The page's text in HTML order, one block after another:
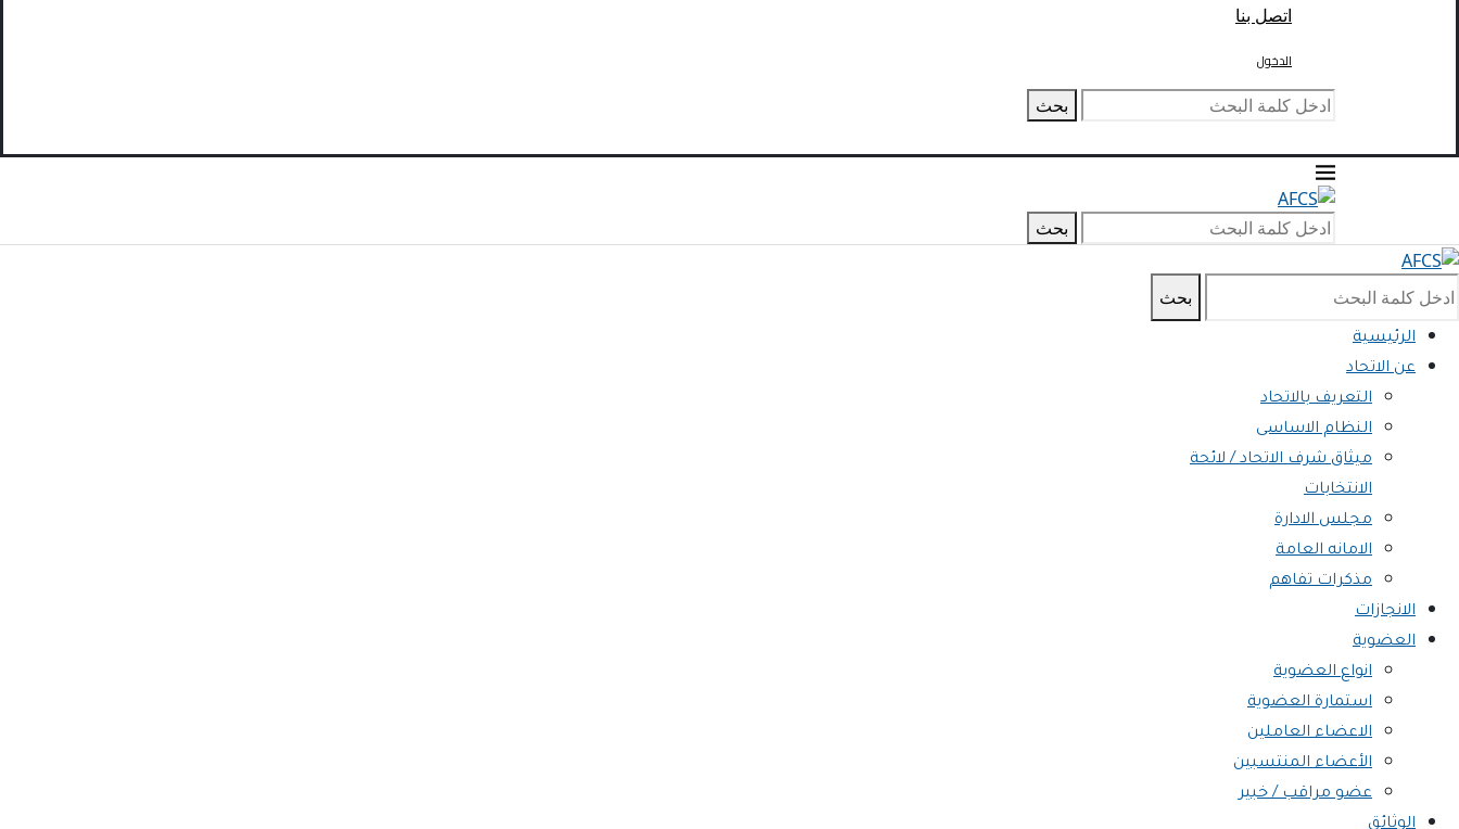
اتصل بنا
الدخول
بحث
بحث
بحث
الرئيسية
عن الاتحاد
التعريف بالاتحاد
النظام الاساسى
ميثاق شرف الاتحاد / لائحة
الانتخابات
مجلس الادارة
الامانه العامة
مذكرات تفاهم
الانجازات
العضوية
انواع العضوية
استمارة العضوية
الاعضاء العاملين
الأعضاء المنتسبين
عضو مراقب / خبير
الوثائق